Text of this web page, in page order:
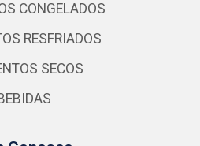
CONGELADOS
RESFRIADOS
SECOS